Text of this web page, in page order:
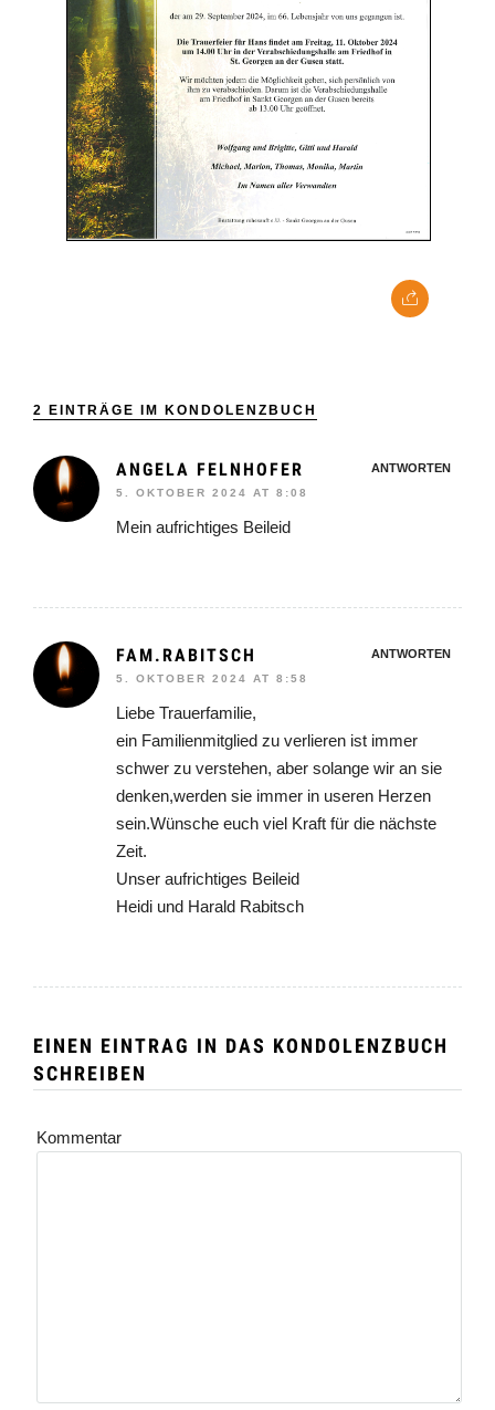
2 EINTRÄGE IM KONDOLENZBUCH
ANGELA FELNHOFER
5. OKTOBER 2024 AT 8:08
ANTWORTEN
Mein aufrichtiges Beileid
FAM.RABITSCH
5. OKTOBER 2024 AT 8:58
ANTWORTEN
Liebe Trauerfamilie,
ein Familienmitglied zu verlieren ist immer
schwer zu verstehen, aber solange wir an sie
denken,werden sie immer in useren Herzen
sein.Wünsche euch viel Kraft für die nächste
Zeit.
Unser aufrichtiges Beileid
Heidi und Harald Rabitsch
EINEN EINTRAG IN DAS KONDOLENZBUCH
SCHREIBEN
Kommentar